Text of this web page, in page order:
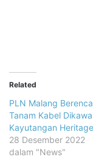
Related
PLN Malang
Tanam Kabel
Kayutangan Heritage
28 Desember 2022
dalam "News"